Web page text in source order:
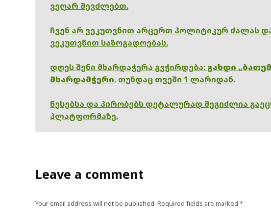
ვეღარ შევძლებთ.
ჩვენ არ ვეკუთვნით არცერთ პოლიტიკურ ძალას და
ვეკუთვნით საზოგადოებას.
დღეს შენი მხარდაჭერა გვჭირდება: გახდი
მხარდამჭერი, თუნდაც თვეში 1 ლარიდან.
წესებსა და პირობებს დეტალურად შეგიძლია
პლატფორმაზე.
Leave a comment
Your email address will not be published. Required fields are marked *